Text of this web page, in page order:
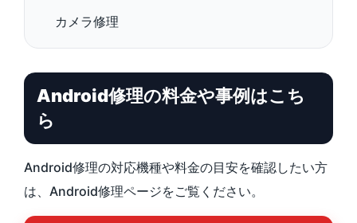
カメラ修理
Android修理の料金や事例はこち
ら
Android修理の対応機種や料金の目安を確認したい方
は、Android修理ページをご覧ください。